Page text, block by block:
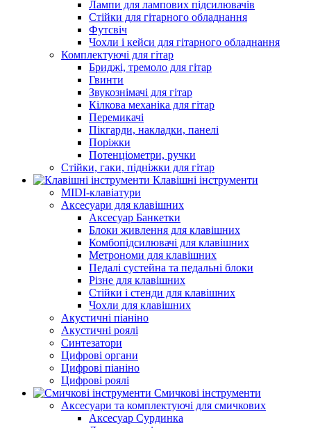
Лампи для лампових підсилювачів
Стійки для гітарного обладнання
Футсвіч
Чохли і кейси для гітарного обладнання
Комплектуючі для гітар
Бриджі, тремоло для гітар
Гвинти
Звукознімачі для гітар
Кілкова механіка для гітар
Перемикачі
Пікгарди, накладки, панелі
Поріжки
Потенціометри, ручки
Стійки, гаки, підніжки для гітар
Клавішні інструменти
MIDI-клавіатури
Аксесуари для клавішних
Аксесуар Банкетки
Блоки живлення для клавішних
Комбопідсилювачі для клавішних
Метрономи для клавішних
Педалі сустейна та педальні блоки
Різне для клавішних
Стійки і стенди для клавішних
Чохли для клавішних
Акустичні піаніно
Акустичні роялі
Синтезатори
Цифрові органи
Цифрові піаніно
Цифрові роялі
Смичкові інструменти
Аксесуари та комплектуючі для смичкових
Аксесуар Сурдинка